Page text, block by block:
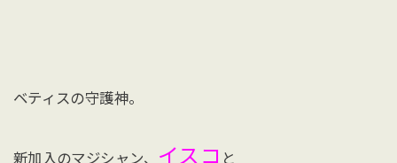
ベティスの守護神。
新加入のマジシャン、 イスコ と